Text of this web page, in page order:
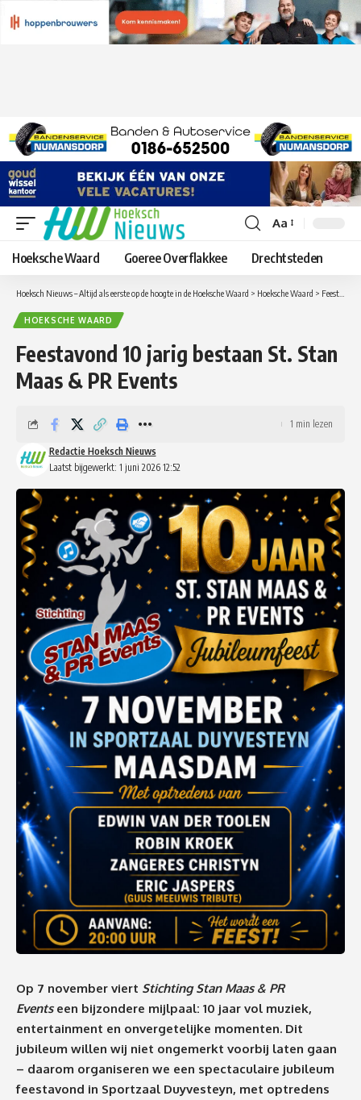
Lettergrootte
aanpassen
Aa
Hoeksche Waard Goeree Overflakkee Drechtsteden
Hoeksch Nieuws – Altijd als eerste op de hoogte in de Hoeksche Waard > Hoeksche Waard > Feestavond 10 jarig bestaan St. Stan Maas & PR Events
HOEKSCHE WAARD
Feestavond 10 jarig bestaan St. Stan
Maas & PR Events
Laatst bijgewerkt: 1 juni 2026 12:52
Redactie Hoeksch Nieuws
1 min lezen
Op 7 november viert Stichting Stan Maas & PR
Eventseen bijzondere mijlpaal: 10 jaar vol muziek,
entertainment en onvergetelijke momenten. Dit
jubileum willen wij niet ongemerkt voorbij laten gaan
– daarom organiseren we een spectaculaire jubileum
feestavond in Sportzaal Duyvesteyn, met optredens